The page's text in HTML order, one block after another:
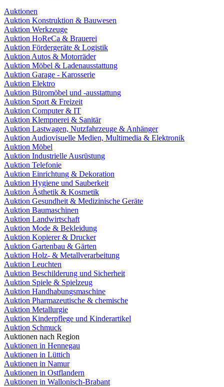
Auktionen
Auktion Konstruktion & Bauwesen
Auktion Werkzeuge
Auktion HoReCa & Brauerei
Auktion Fördergeräte & Logistik
Auktion Autos & Motorräder
Auktion Möbel & Ladenausstattung
Auktion Garage - Karosserie
Auktion Elektro
Auktion Büromöbel und -ausstattung
Auktion Sport & Freizeit
Auktion Computer & IT
Auktion Klempnerei & Sanitär
Auktion Lastwagen, Nutzfahrzeuge & Anhänger
Auktion Audiovisuelle Medien, Multimedia & Elektronik
Auktion Möbel
Auktion Industrielle Ausrüstung
Auktion Telefonie
Auktion Einrichtung & Dekoration
Auktion Hygiene und Sauberkeit
Auktion Ästhetik & Kosmetik
Auktion Gesundheit & Medizinische Geräte
Auktion Baumaschinen
Auktion Landwirtschaft
Auktion Mode & Bekleidung
Auktion Kopierer & Drucker
Auktion Gartenbau & Gärten
Auktion Holz- & Metallverarbeitung
Auktion Leuchten
Auktion Beschilderung und Sicherheit
Auktion Spiele & Spielzeug
Auktion Handhabungsmaschine
Auktion Pharmazeutische & chemische
Auktion Metallurgie
Auktion Kinderpflege und Kinderartikel
Auktion Schmuck
Auktionen nach Region
Auktionen in Hennegau
Auktionen in Lüttich
Auktionen in Namur
Auktionen in Ostflandern
Auktionen in Wallonisch-Brabant